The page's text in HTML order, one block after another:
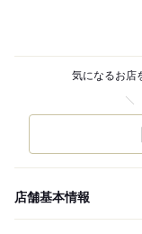
気になるお店
店舗基本情報